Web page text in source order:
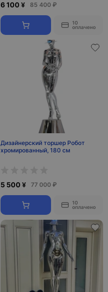
6 100 ¥ 85 400 ₽
10
оплачено
Дизайнерский торшер Робот
хромированный, 180 см
5 500 ¥ 77 000 ₽
10
оплачено